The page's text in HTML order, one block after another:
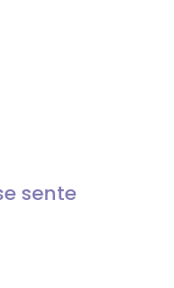
sente